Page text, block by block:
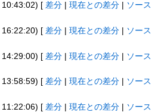
[ 差分 |現在との差分
ソース
[ 差分 |現在との差分
ソース
[ 差分 |現在との差分 | ソース
[ 差分 |現在との差分
ソース
[ 差分 |現在との差分
ソース